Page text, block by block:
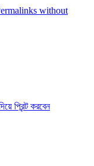
without
প্রিন্ট করবেন